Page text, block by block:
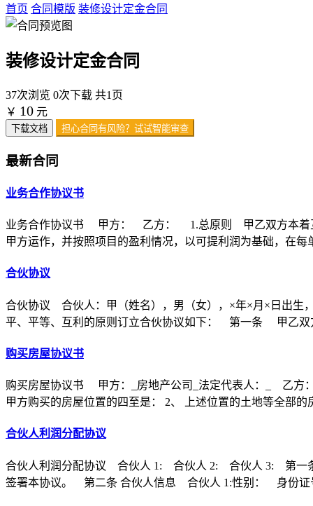
首页 合同模版 装修设计定金合同
装修设计定金合同
37次浏览 0次下载 共1页
￥ 10 元
下载文档 担心合同有风险？试试智能审查
最新合同
业务合作协议书
业务合作协议书 甲方： 乙方： 1.总原则 甲乙双方本着互
甲方运作，并按照项目的盈利情况，以可提利润为基础，在每
合伙协议
合伙协议 合伙人：甲（姓名），男（女），×年×月×日出
平、平等、互利的原则订立合伙协议如下： 第一条 甲乙双
购买房屋协议书
购买房屋协议书 甲方：_房地产公司_法定代表人：_ 乙方
甲方购买的房屋位置的四至是： 2、 上述位置的土地等全部的
合伙人利润分配协议
合伙人利润分配协议 合伙人 1: 合伙人 2: 合伙人 3: 第一条
签署本协议。 第二条 合伙人信息 合伙人 1:性别： 身份